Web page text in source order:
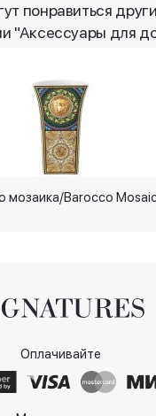
понравиться
"Аксессуары для
мозаика/Barocco
Оплачивайте